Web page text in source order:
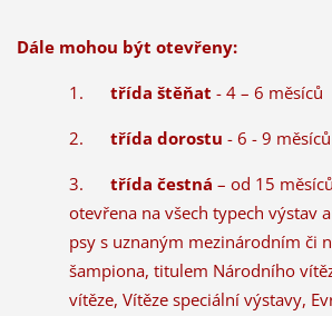
Dále mohou být otevřeny:
1.třída štěňat - 4 – 6 měsíců
2.třída dorostu - 6 - 9 měsíců
3.třída čestná – od 15
otevřena na všech typech výstav
psy s uznaným mezinárodním či
šampiona, titulem Národního
vítěze, Vítěze speciální výstavy,